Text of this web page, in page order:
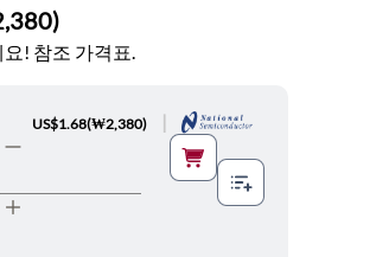
)
! 참조 가격표.
US$1.68(₩2,380)